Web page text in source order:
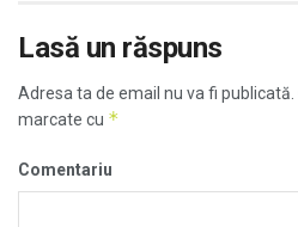
Lasă un răspuns
Adresa ta de email nu va fi publicată.
marcate cu *
Comentariu